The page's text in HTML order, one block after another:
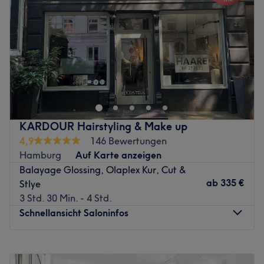
sicher sein, dass du und deine Haare immer in guten
Händen sind!
Zurück zur Salonansicht
Freitag
09:00–18:30
Samstag
Geschlossen
Sonntag
Geschlossen
Haare sind Meistersache. Dafür steht Ute Bryde.
Mit ihrer Erfahrung, Kreativität und ganz viel
Leidenschaft bringt die Friseurin zusammen, was
zusammengehört. Persönlichkeit, Kopfform und
Haarqualität sind so individuell, wie ein Fingerabdruck.
Das zu verbinden und nach Ihren Vorstellungen
umzusetzen, ist Ute Brydes Profession.
Willkommen
Zurück zur Salonansicht
KARDOUR Hairstyling & Make up
4,9
146 Bewertungen
Hamburg
Auf Karte anzeigen
Balayage Glossing, Olaplex Kur, Cut &
Stlye
3 Std. 30 Min. - 4 Std.
ab 335 €
Schnellansicht Saloninfos
Dienstag